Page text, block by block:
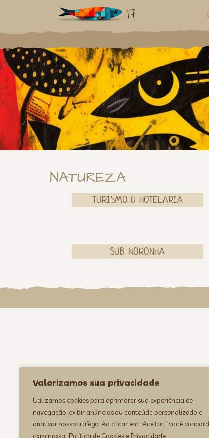
Valorizamos sua privacidade
Utilizamos cookies para aprimorar sua experiência de
navegação, exibir anúncios ou conteúdo personalizado e
analisar nosso tráfego. Ao clicar em “Aceitar”, você
com nossa Política de Cookies e Privacidade
17
NATUREZA
TURISMO & HOTELARIA
SUB NORONHA